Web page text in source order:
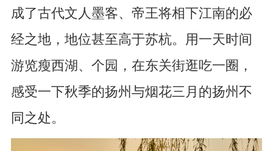
成了古代文人墨客、帝王将相下江南的必
经之地，地位甚至高于苏杭。用一天时间
游览瘦西湖、个园，在东关街逛吃一圈，
感受一下秋季的扬州与烟花三月的扬州不
同之处。